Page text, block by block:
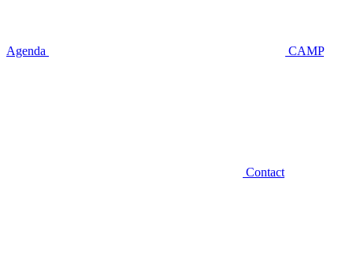
Agenda CAMP
Contact